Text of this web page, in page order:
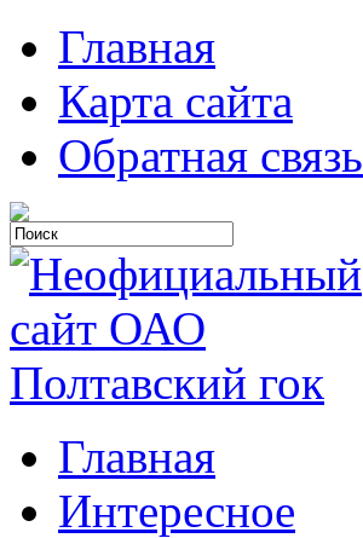
Главная
Карта сайта
Обратная связь
Главная
Интересное